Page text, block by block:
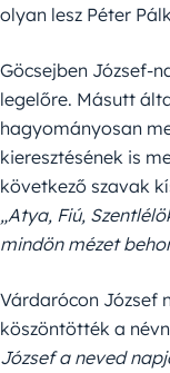
olyan lesz Péter
Göcsejben József-
legelőre. Másutt
hagyományosan
kieresztésének is
következő szavak
„Atya, Fiú,
mindön mézet
Várdarócon József
köszöntötték a
József a neved